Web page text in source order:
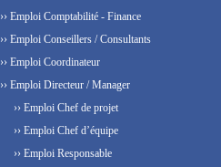
›› Emploi Comptabilité - Finance
›› Emploi Conseillers / Consultants
›› Emploi Coordinateur
›› Emploi Directeur / Manager
›› Emploi Chef de projet
›› Emploi Chef d’équipe
›› Emploi Responsable